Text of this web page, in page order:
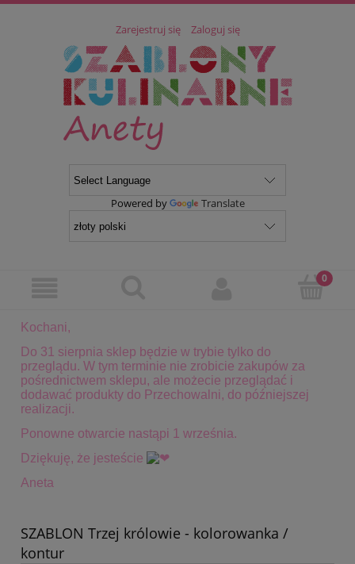
Zarejestruj się Zaloguj się
Powered by Translate
Kochani,
Do 31 sierpnia sklep będzie w trybie tylko do
przeglądu. W tym terminie nie zrobicie zakupów za
pośrednictwem sklepu, ale możecie przeglądać i
dodawać produkty do Przechowalni, do późniejszej
realizacji.
Ponowne otwarcie nastąpi 1 września.
Dziękuję, że jesteście
Aneta
SZABLON Trzej królowie - kolorowanka /
kontur